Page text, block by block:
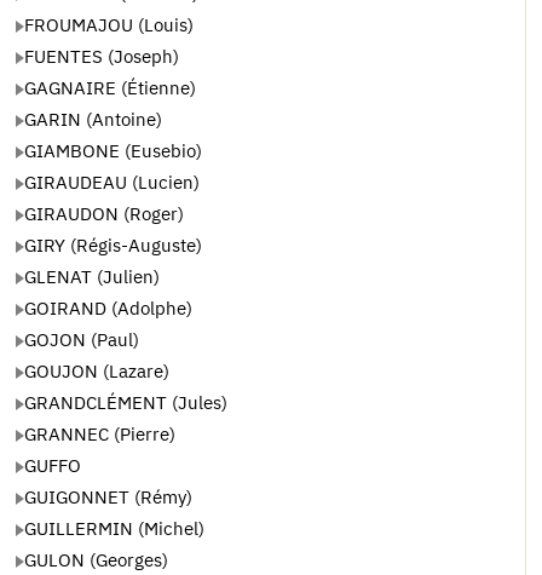
FROUMAJOU (Louis)
FUENTES (Joseph)
GAGNAIRE (Étienne)
GARIN (Antoine)
GIAMBONE (Eusebio)
GIRAUDEAU (Lucien)
GIRAUDON (Roger)
GIRY (Régis-Auguste)
GLENAT (Julien)
GOIRAND (Adolphe)
GOJON (Paul)
GOUJON (Lazare)
GRANDCLÉMENT (Jules)
GRANNEC (Pierre)
GUFFO
GUIGONNET (Rémy)
GUILLERMIN (Michel)
GULON (Georges)